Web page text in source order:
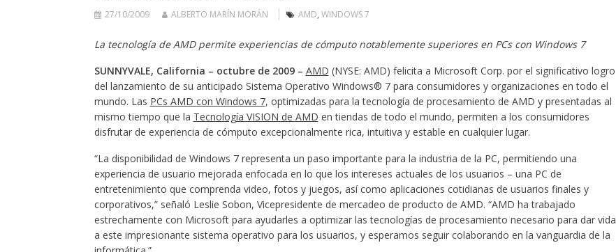
27/10/2009 ALBERTO MARÍN MORÁN AMD, WINDOWS 7
La tecnología de AMD permite experiencias de cómputo notablemente superiores en PCs con Windows 7
SUNNYVALE, California – octubre de 2009 – AMD (NYSE: AMD) felicita a Microsoft Corp. por el significativo logro
del lanzamiento de su anticipado Sistema Operativo Windows® 7 para consumidores y organizaciones en todo el
mundo. Las PCs AMD con Windows 7, optimizadas para la tecnología de procesamiento de AMD y presentadas al
mismo tiempo que la Tecnología VISION de AMD en tiendas de todo el mundo, permiten a los consumidores
disfrutar de experiencia de cómputo excepcionalmente rica, intuitiva y estable en cualquier lugar.
“La disponibilidad de Windows 7 representa un paso importante para la industria de la PC, permitiendo una
experiencia de usuario mejorada enfocada en lo que los intereses actuales de los usuarios – una PC de
entretenimiento que comprenda video, fotos y juegos, así como aplicaciones cotidianas de usuarios finales y
corporativos,” señaló Leslie Sobon, Vicepresidente de mercadeo de producto de AMD. “AMD ha trabajado
estrechamente con Microsoft para ayudarles a optimizar las tecnologías de procesamiento necesario para dar vida
a este impresionante sistema operativo para los usuarios, y esperamos seguir colaborando en la vanguardia de la